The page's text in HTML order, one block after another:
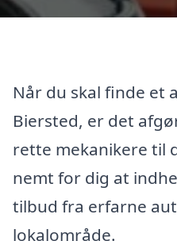
Når du skal finde et
Biersted, er det
rette mekanikere til
nemt for dig at
tilbud fra erfarne
lokalområde.